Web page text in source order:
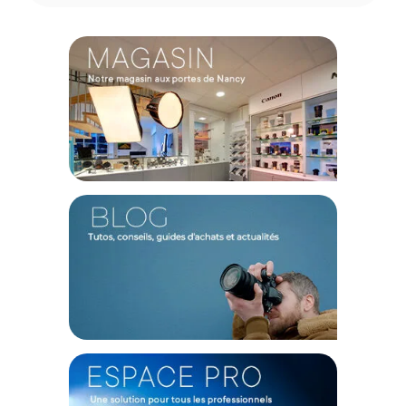
sans les abîmer. Miroir de nivellement : assure un alignement
parfait pour des résultats précis.
Masques pour films 120 : un contraste optimisé
Les masques inclus (formats 6x4.5, 6x6 et 6x7) minimisent la
lumière parasite lors de la numérisation de formats plus
petits, améliorant ainsi le contraste, particulièrement pour les
objectifs plus anciens.
Caractéristiques du Valoi 360 Kit Scanner Professional :
Compatibilité : Système Valoi 360
Mode lumineux Cinestill CS-LITE : 3
Base avec pieds ajustables : Oui
Supports pour films : 35mm et 120
Formats Masques : 6x4.5/6x6/6x7
CONTENU DU CARTON